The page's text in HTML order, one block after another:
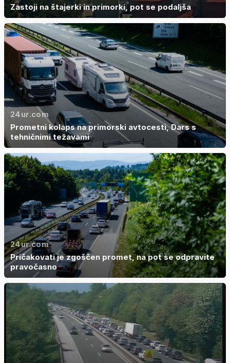
Zastoji na štajerki in primorki, pot se podaljša
24ur.com
Prometni kolaps na primorski avtocesti, Dars s
tehničnimi težavami
24ur.com
Pričakovati je zgoščen promet, na pot se odpravite
pravočasno